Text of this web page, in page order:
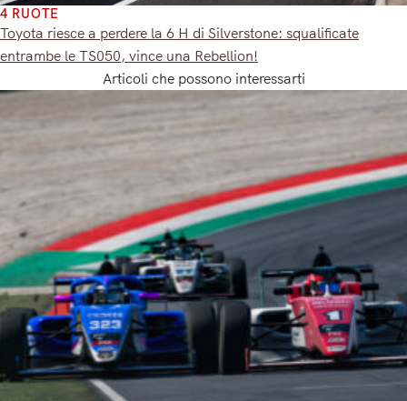
4 RUOTE
Toyota riesce a perdere la 6 H di Silverstone: squalificate
entrambe le TS050, vince una Rebellion!
Articoli che possono interessarti